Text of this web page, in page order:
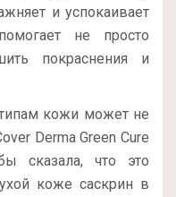
и успокаивает
не просто
покраснения и
кожи может не
Derma Green Cure
сказала, что это
коже саскрин в